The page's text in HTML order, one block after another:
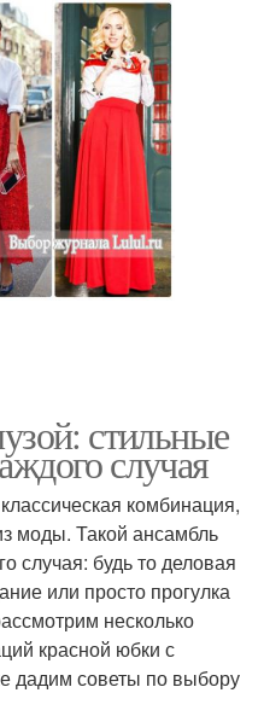
стильные
случая
комбинация,
моды. Такой ансамбль
случая: будь то деловая
или просто прогулка
несколько
красной юбки с
дадим советы по выбору